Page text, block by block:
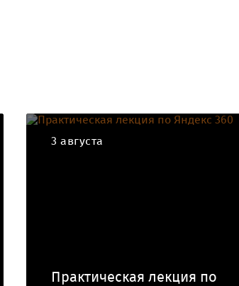
3 августа
Практическая лекция по